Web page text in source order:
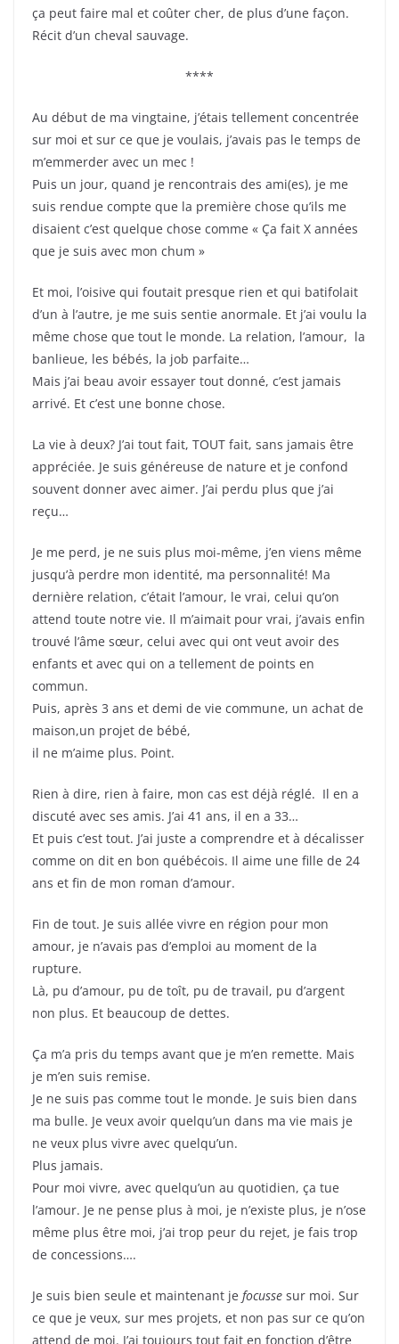
ça peut faire mal et coûter cher, de plus d’une façon.
Récit d’un cheval sauvage.
****
Au début de ma vingtaine, j’étais tellement concentrée
sur moi et sur ce que je voulais, j’avais pas le temps de
m’emmerder avec un mec !
Puis un jour, quand je rencontrais des ami(es), je me
suis rendue compte que la première chose qu’ils me
disaient c’est quelque chose comme « Ça fait X années
que je suis avec mon chum »
Et moi, l’oisive qui foutait presque rien et qui batifolait
d’un à l’autre, je me suis sentie anormale. Et j’ai voulu la
même chose que tout le monde. La relation, l’amour, la
banlieue, les bébés, la job parfaite…
Mais j’ai beau avoir essayer tout donné, c’est jamais
arrivé. Et c’est une bonne chose.
La vie à deux? J’ai tout fait, TOUT fait, sans jamais être
appréciée. Je suis généreuse de nature et je confond
souvent donner avec aimer. J’ai perdu plus que j’ai
reçu…
Je me perd, je ne suis plus moi-même, j’en viens même
jusqu’à perdre mon identité, ma personnalité! Ma
dernière relation, c’était l’amour, le vrai, celui qu’on
attend toute notre vie. Il m’aimait pour vrai, j’avais enfin
trouvé l’âme sœur, celui avec qui ont veut avoir des
enfants et avec qui on a tellement de points en
commun.
Puis, après 3 ans et demi de vie commune, un achat de
maison,un projet de bébé,
il ne m’aime plus. Point.
Rien à dire, rien à faire, mon cas est déjà réglé. Il en a
discuté avec ses amis. J’ai 41 ans, il en a 33…
Et puis c’est tout. J’ai juste a comprendre et à décalisser
comme on dit en bon québécois. Il aime une fille de 24
ans et fin de mon roman d’amour.
Fin de tout. Je suis allée vivre en région pour mon
amour, je n’avais pas d’emploi au moment de la
rupture.
Là, pu d’amour, pu de toît, pu de travail, pu d’argent
non plus. Et beaucoup de dettes.
Ça m’a pris du temps avant que je m’en remette. Mais
je m’en suis remise.
Je ne suis pas comme tout le monde. Je suis bien dans
ma bulle. Je veux avoir quelqu’un dans ma vie mais je
ne veux plus vivre avec quelqu’un.
Plus jamais.
Pour moi vivre, avec quelqu’un au quotidien, ça tue
l’amour. Je ne pense plus à moi, je n’existe plus, je n’ose
même plus être moi, j’ai trop peur du rejet, je fais trop
de concessions….
Je suis bien seule et maintenant je focusse sur moi. Sur
ce que je veux, sur mes projets, et non pas sur ce qu’on
attend de moi. J’ai toujours tout fait en fonction d’être